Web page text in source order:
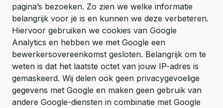
pagina’s bezoeken. Zo zien we welke informatie
belangrijk voor je is en kunnen we deze verbeteren.
Hiervoor gebruiken we cookies van Google
Analytics en hebben we met Google een
bewerkersovereenkomst gesloten. Belangrijk om te
weten is dat het laatste octet van jouw IP-adres is
gemaskeerd. Wij delen ook geen privacygevoelige
gegevens met Google en maken geen gebruik van
andere Google-diensten in combinatie met Google